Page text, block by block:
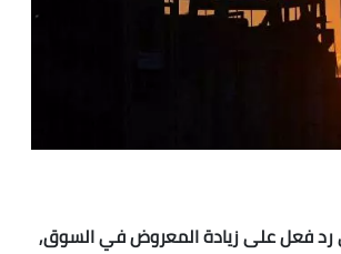
رد فعل على زيادة المعروض في السوق,